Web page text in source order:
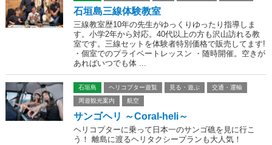
石垣島三線体験教室
三線教室歴10年の先生がゆっくりゆったり指導しま
す。小学2年から対応。40代以上の方も沢山訪れる教
室です。三線セットを体験者特別価格で販売してます!
・個室でのプライベートレッスン ・随時開催。空きが
あればいつでも体 ...
石垣島 ヘリコプター遊覧 見る・遊ぶ
交通・運輸
周遊観光案内
航空
サンゴヘリ ～Coral-heli～
ヘリコプターに乗って日本一のサンゴ礁を見に行こ
う！ 離島に渡るヘリタクシープランも大人気！